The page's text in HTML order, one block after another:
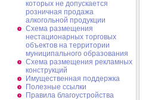
которых не допускается
розничная продажа
алкогольной продукции
Схема размещения
нестационарных торговых
объектов на территории
муниципального образования
Схема размещения рекламных
конструкций
Имущественная поддержка
Полезные ссылки
Правила благоустройства